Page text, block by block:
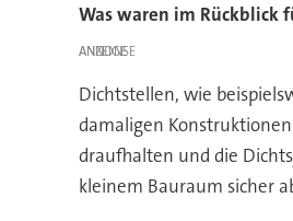
Was waren im Rückblick
ANZEIGE
Dichtstellen, wie
damaligen
draufhalten und die
kleinem Bauraum sicher